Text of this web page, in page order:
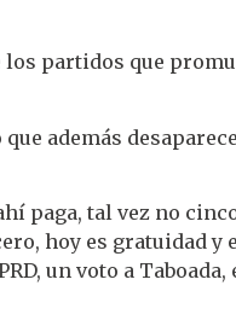
los partidos que
además
paga, tal vez no
hoy es gratuidad y
un voto a Taboada,